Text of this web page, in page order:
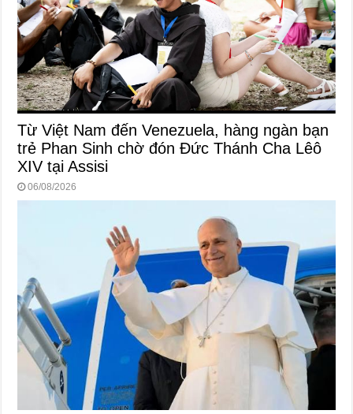
Từ Việt Nam đến Venezuela, hàng ngàn bạn
trẻ Phan Sinh chờ đón Đức Thánh Cha Lêô
XIV tại Assisi
06/08/2026